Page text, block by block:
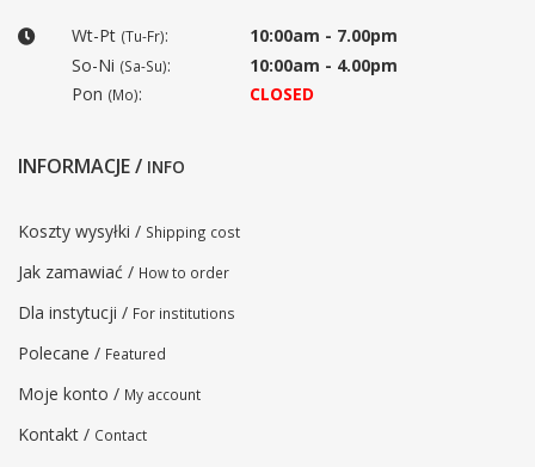
Wt-Pt (Tu-Fr):
10:00am - 7.00pm
So-Ni (Sa-Su):
10:00am - 4.00pm
Pon (Mo): CLOSED
INFORMACJE / INFO
Koszty wysyłki / Shipping cost
Jak zamawiać / How to order
Dla instytucji / For institutions
Polecane / Featured
Moje konto / My account
Kontakt / Contact